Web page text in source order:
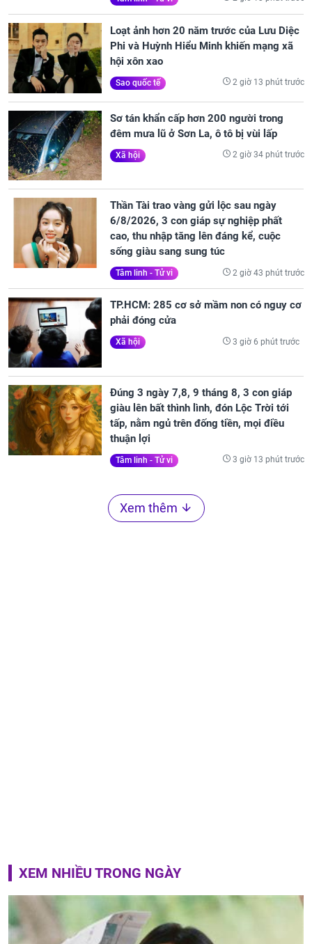
Loạt ảnh hơn 20 năm trước của Lưu Diệc
Phi và Huỳnh Hiểu Minh khiến mạng xã
hội xôn xao
Sao quốc tế 2 giờ 13 phút trước
Sơ tán khẩn cấp hơn 200 người trong
đêm mưa lũ ở Sơn La, ô tô bị vùi lấp
Xã hội 2 giờ 34 phút trước
Thần Tài trao vàng gửi lộc sau ngày
6/8/2026, 3 con giáp sự nghiệp phất
cao, thu nhập tăng lên đáng kể, cuộc
sống giàu sang sung túc
Tâm linh - Tử vi 2 giờ 43 phút trước
TP.HCM: 285 cơ sở mầm non có nguy cơ
phải đóng cửa
Xã hội 3 giờ 6 phút trước
Đúng 3 ngày 7,8, 9 tháng 8, 3 con giáp
giàu lên bất thình lình, đón Lộc Trời tới
tấp, nằm ngủ trên đống tiền, mọi điều
thuận lợi
Tâm linh - Tử vi 3 giờ 13 phút trước
Xem thêm
XEM NHIỀU TRONG NGÀY